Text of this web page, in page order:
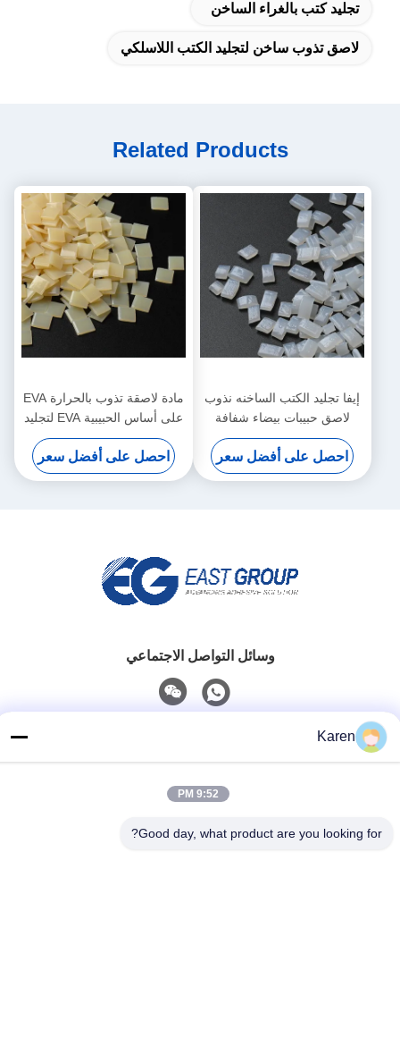
تجليد كتب بالغراء الساخن
لاصق تذوب ساخن لتجليد الكتب اللاسلكي
Related Products
إيفا تجليد الكتب الساخنه نذوب
لاصق حبيبات بيضاء شفافة
احصل على أفضل سعر
مادة لاصقة تذوب بالحرارة EVA
على أساس الحبيبية EVA لتجليد
الكتب
احصل على أفضل سعر
وسائل التواصل الاجتماعي
تيل
+86-18912490312
بريد إلكتروني
Karen
9:52 PM
Good day, what product are you looking for?